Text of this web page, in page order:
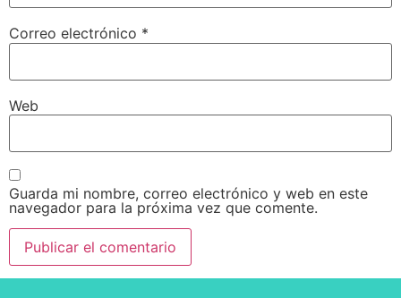
Correo electrónico *
Web
Guarda mi nombre, correo electrónico y web en este
navegador para la próxima vez que comente.